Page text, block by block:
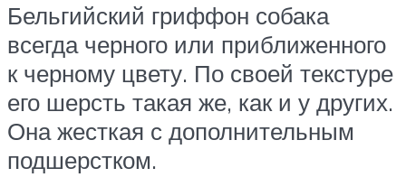
Бельгийский гриффон собака
всегда черного или приближенного
к черному цвету. По своей текстуре
его шерсть такая же, как и у других.
Она жесткая с дополнительным
подшерстком.